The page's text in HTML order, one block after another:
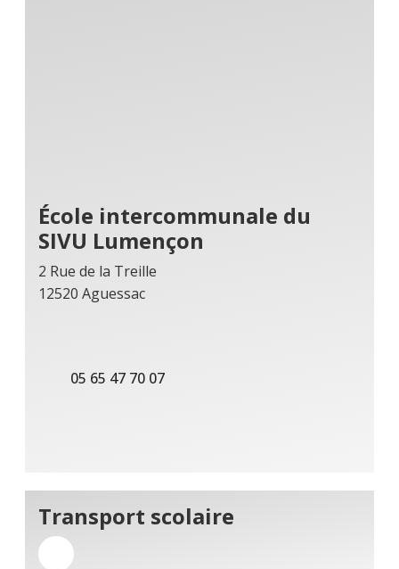
École intercommunale du
SIVU Lumençon
2 Rue de la Treille
12520 Aguessac
05 65 47 70 07
Transport scolaire